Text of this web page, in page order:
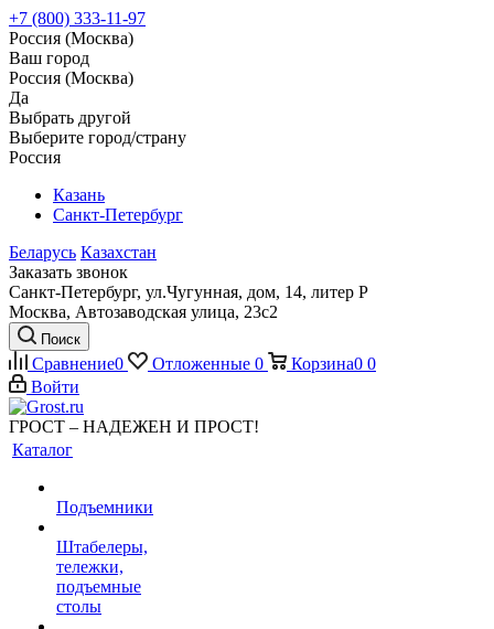
+7 (800) 333-11-97
Россия (Москва)
Ваш город
Россия (Москва)
Да
Выбрать другой
Выберите город/страну
Россия
Казань
Санкт-Петербург
Беларусь Казахстан
Заказать звонок
Санкт-Петербург, ул.Чугунная, дом, 14, литер Р
Москва, Автозаводская улица, 23с2
Поиск
Сравнение0 Отложенные 0 Корзина0 0
Войти
ГРОСТ – НАДЕЖЕН И ПРОСТ!
Каталог
Подъемники
Штабелеры,
тележки,
подъемные
столы